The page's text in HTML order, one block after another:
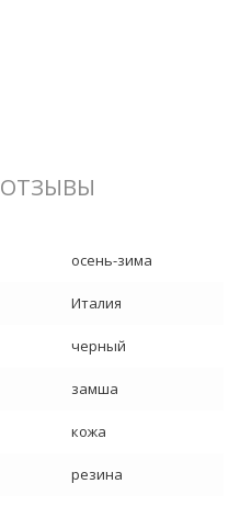
ОТЗЫВЫ
осень-зима
Италия
черный
замша
кожа
резина